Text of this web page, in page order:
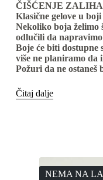
ČIŠĆENJE
Klasične gelove u
Nekoliko boja želimo
odlučili da
Boje će biti dostupne
više ne planiramo da
Požuri da ne ostaneš
Čitaj dalje
NEMA NA